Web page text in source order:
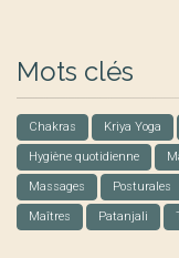
Mots clés
Chakras Kriya Yoga
Hygiène quotidienne
Massages Posturales
Maîtres Patanjali